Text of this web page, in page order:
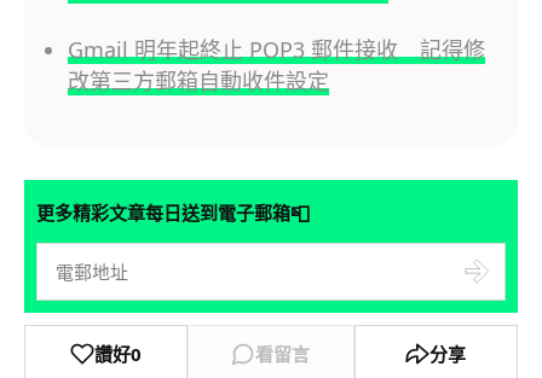
Gmail 明年起終止 POP3 郵件接收 記得修
改第三方郵箱自動收件設定
更多精彩文章每日送到電子郵箱📮
讚好0 看留言 分享